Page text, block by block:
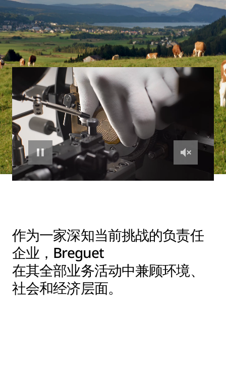
作为一家深知当前挑战的负责任
企业，Breguet
在其全部业务活动中兼顾环境、
社会和经济层面。